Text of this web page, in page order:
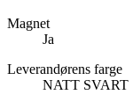
Magnet
Ja
Leverandørens farge
NATT SVART